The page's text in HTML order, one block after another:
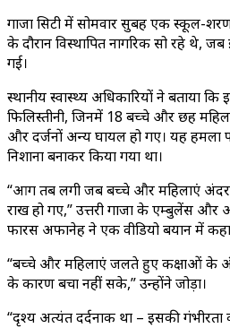
गाजा सिटी में सोमवार सुबह एक स्कूल-
के दौरान विस्थापित नागरिक सो रहे थे,
गई।
स्थानीय स्वास्थ्य अधिकारियों ने बताया
फिलिस्तीनी, जिनमें 18 बच्चे और छह
और दर्जनों अन्य घायल हो गए। यह
निशाना बनाकर किया गया था।
“आग तब लगी जब बच्चे और महिलाएं
राख हो गए,” उत्तरी गाजा के एम्बुलेंस
फारस अफानेह ने एक वीडियो बयान में
“बच्चे और महिलाएं जलते हुए कक्षाओं के
के कारण बचा नहीं सके,” उन्होंने जोड़ा।
“दृश्य अत्यंत दर्दनाक था – इसकी गंभीरता